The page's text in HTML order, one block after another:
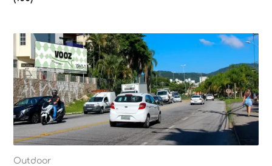
Outdoor